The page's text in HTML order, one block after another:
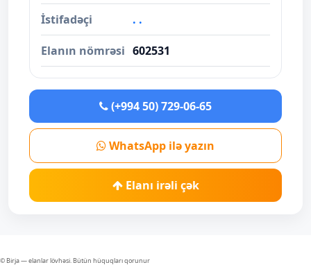
İstifadəçi . .
Elanın nömrəsi 602531
(+994 50) 729-06-65
WhatsApp ilə yazın
Elanı irəli çək
© Birja — elanlar lövhəsi. Bütün hüquqları qorunur